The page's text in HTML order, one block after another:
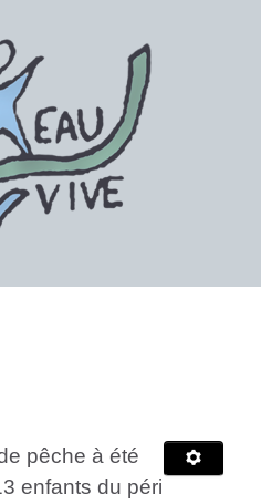
pêche à été
enfants du péri